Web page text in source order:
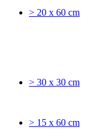
> 20 x 60 cm
> 30 x 30 cm
> 15 x 60 cm